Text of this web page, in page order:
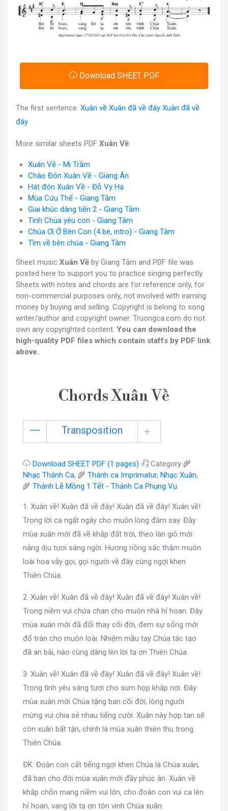
Download SHEET PDF
The first sentence: Xuân về Xuân đã về đây Xuân đã về
đây
More similar sheets PDF Xuân Về:
Xuân Về - Mi Trầm
Chào Đón Xuân Về - Giang Ân
Hát đón Xuân Về - Đỗ Vy Hạ
Mùa Cứu Thế - Giang Tâm
Giai khúc dâng tiến 2 - Giang Tâm
Tình Chúa yêu con - Giang Tâm
Chúa Ơi Ở Bên Con (4 bè, intro) - Giang Tâm
Tìm về bên chúa - Giang Tâm
Sheet music Xuân Về by Giang Tâm and PDF file was
posted here to support you to practice singing perfectly.
Sheets with notes and chords are for reference only, for
non-commercial purposes only, not involved with earning
money by buying and selling. Copyright is belong to song
writer/author and copyright owner. Truongca.com do not
own any copyrighted content. You can download the
high-quality PDF files which contain staffs by PDF link
above.
Chords Xuân Về
Transposition
Download SHEET PDF (1 pages)
Category 🌾
Nhạc Thánh Ca, 🌾 Thánh ca Imprimatur, Nhạc Xuân,
🌾 Thánh Lễ Mồng 1 Tết - Thánh Ca Phụng Vụ
1. Xuân về! Xuân đã về đây! Xuân đã về đây! Xuân về!
Trong lời ca ngất ngây cho muôn lòng đắm say. Đây
mùa xuân mới đã về khắp đất trời, theo làn gió mới
nắng dịu tươi sáng ngời. Hương nồng sắc thắm muôn
loài hoa vẫy gọi, gọi người về đây cùng ngợi khen
Thiên Chúa.
2. Xuân về! Xuân đã về đây! Xuân đã về đây! Xuân về!
Trong niềm vui chứa chan cho muôn nhà hỉ hoan. Đây
mùa xuân mới đã đổi thay cõi đời, đem sự sống mới
đổ tràn cho muôn loài. Nhiệm mầu tay Chúa tác tạo
đã an bài, nào cùng dâng lên lời tạ ơn Thiên Chúa.
3. Xuân về! Xuân đã về đây! Xuân đã về đây! Xuân về!
Trong tình yêu sáng tươi cho sum họp khắp nơi. Đây
mùa xuân mới Chúa tặng ban cõi đời, lòng người
mừng vui chia sẻ nhau tiếng cười. Xuân này hợp tan sẽ
còn xuân bất tận, chính là mùa xuân thiên thu trong
Thiên Chúa.
ÐK: Đoàn con cất tiếng ngợi khen Chúa là Chúa xuân,
đã ban cho đời mùa xuân mới đầy phúc ân. Xuân về
khắp chốn mang niềm vui lớn, cho đoàn con vui ca lên
hỉ hoan, vang lời tạ ơn tôn vinh Chúa xuân.